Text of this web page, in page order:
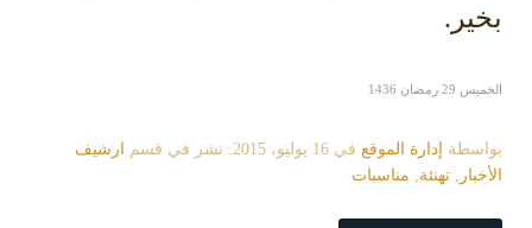
بخير.
الخميس 29 رمضان 1436
بواسطة إدارة الموقع في 16 يوليو، 2015 . نشر في قسم
ارشيف
الأخبار
تهنئة مناسبات